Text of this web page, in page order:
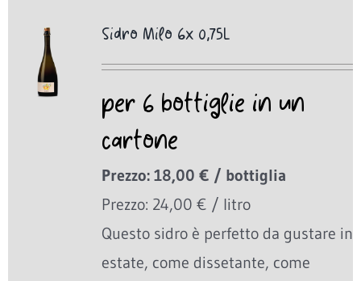
Sidro Milo 6x 0,75L
per 6 bottiglie in un
cartone
Prezzo: 18,00 € / bottiglia
Prezzo: 24,00 € / litro
Questo sidro è perfetto da gustare in
estate, come dissetante, come